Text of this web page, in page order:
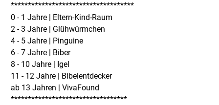
************************************
0 - 1 Jahre | Eltern-Kind-Raum
2 - 3 Jahre | Glühwürmchen
4 - 5 Jahre | Pinguine
6 - 7 Jahre | Biber
8 - 10 Jahre | Igel
11 - 12 Jahre | Bibelentdecker
ab 13 Jahren | VivaFound
**********************************